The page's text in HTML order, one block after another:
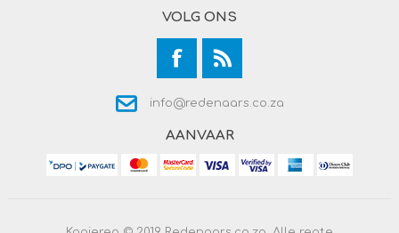
VOLG ONS
info@redenaars.co.za
AANVAAR